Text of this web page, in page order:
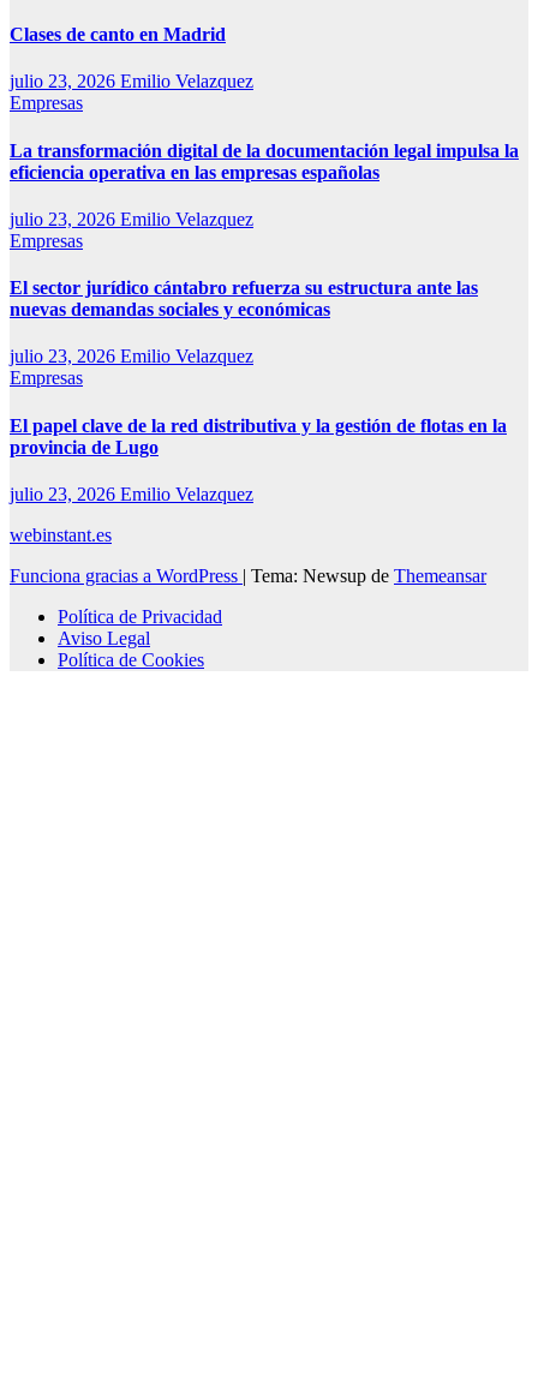
Clases de canto en Madrid
julio 23, 2026 Emilio Velazquez
Empresas
La transformación digital de la documentación legal impulsa la
eficiencia operativa en las empresas españolas
julio 23, 2026 Emilio Velazquez
Empresas
El sector jurídico cántabro refuerza su estructura ante las
nuevas demandas sociales y económicas
julio 23, 2026 Emilio Velazquez
Empresas
El papel clave de la red distributiva y la gestión de flotas en la
provincia de Lugo
julio 23, 2026 Emilio Velazquez
webinstant.es
Funciona gracias a WordPress | Tema: Newsup de Themeansar
Política de Privacidad
Aviso Legal
Política de Cookies